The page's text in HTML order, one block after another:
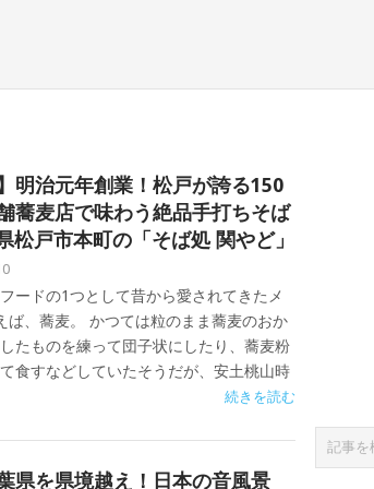
明治元年創業！松戸が誇る150
蕎麦店で味わう絶品手打ちそば
松戸市本町の「そば処 関やど」
ードの1つとして昔から愛されてきたメ
ば、蕎麦。 かつては粒のまま蕎麦のおか
たものを練って団子状にしたり、蕎麦粉
食すなどしていたそうだが、安土桃山時
続きを読む
県を県境越え！日本の音風景